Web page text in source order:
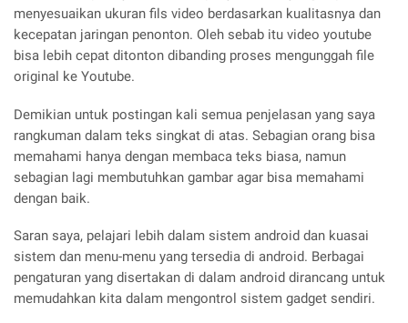
menyesuaikan ukuran fils video berdasarkan kualitasnya dan
kecepatan jaringan penonton. Oleh sebab itu video youtube
bisa lebih cepat ditonton dibanding proses mengunggah file
original ke Youtube.
Demikian untuk postingan kali semua penjelasan yang saya
rangkuman dalam teks singkat di atas. Sebagian orang bisa
memahami hanya dengan membaca teks biasa, namun
sebagian lagi membutuhkan gambar agar bisa memahami
dengan baik.
Saran saya, pelajari lebih dalam sistem android dan kuasai
sistem dan menu-menu yang tersedia di android. Berbagai
pengaturan yang disertakan di dalam android dirancang untuk
memudahkan kita dalam mengontrol sistem gadget sendiri.